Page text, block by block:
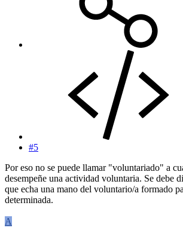
#5
Por eso no se puede llamar "voluntariado" a
desempeñe una actividad voluntaria. Se debe
que echa una mano del voluntario/a formado
determinada.
A